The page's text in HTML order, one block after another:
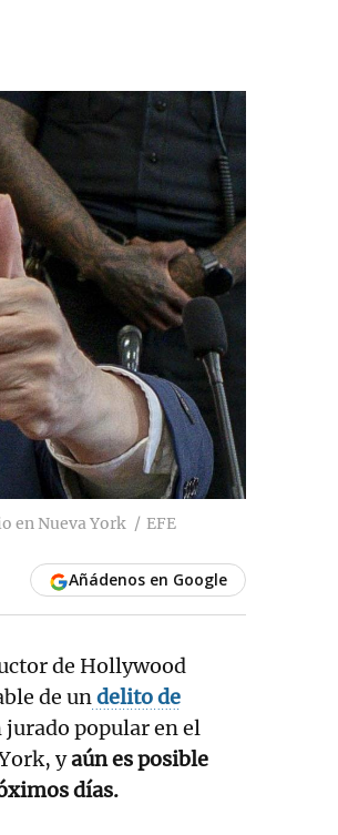
en Nueva York EFE
Añádenos en Google
de Hollywood
de undelito de
jurado popular en el
yaún es posible
días.